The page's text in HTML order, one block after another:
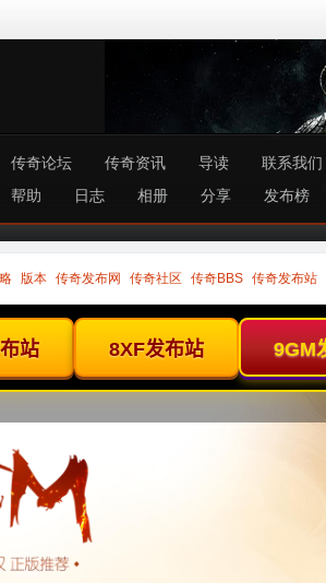
传奇论坛 传奇资讯 导读 联系我们
帮助
日志 相册 分享 发布榜
版本 传奇发布网 传奇社区 传奇BBS 传奇发布站